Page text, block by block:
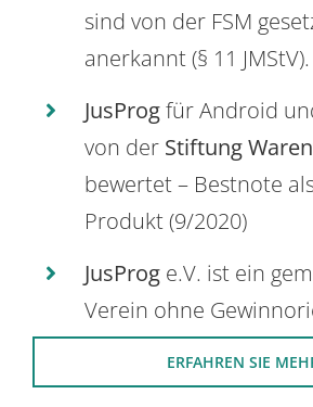
sind von der FSM
anerkannt (§ 11 JMStV).
JusProgfür Android
von der Stiftung
bewertet – Bestnote
Produkt (9/2020)
JusProg e.V. ist ein
Verein ohne
ERFAHREN SIE